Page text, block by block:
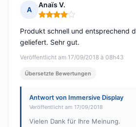
A
Anaïs V.
Hinweis: 4 von 5
Veröffentlicht am 17/09/2018 à 08h43
Produkt schnell und entsprechend
geliefert. Sehr gut.
Übersetzte Bewertungen
Antwort von Immersive Display
Veröffentlicht am 17/09/2018
Vielen Dank für Ihre Meinung.